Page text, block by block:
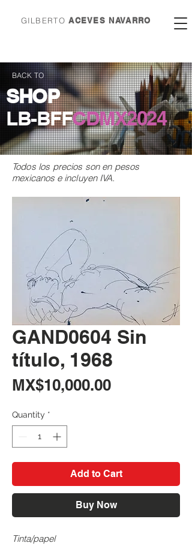
GILBERTOACEVES NAVARRO
BACK TO
SHOP
LB-BFFCDMX2024
Todos los precios son en pesos
mexicanos e incluyen IVA.
GAND0604 Sin
título, 1968
MX$10,000.00Price
Quantity *
Add to Cart
Buy Now
Tinta/papel